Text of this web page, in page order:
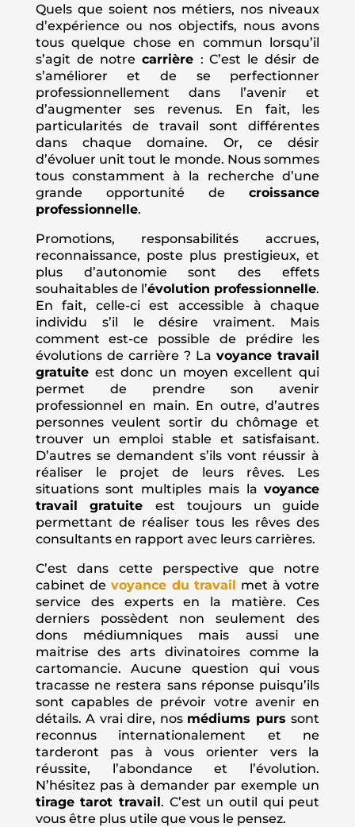
Quels que soient nos métiers, nos niveaux
d’expérience ou nos objectifs, nous avons
tous quelque chose en commun lorsqu’il
s’agit de notre carrière : C’est le désir de
s’améliorer et de se perfectionner
professionnellement dans l’avenir et
d’augmenter ses revenus. En fait, les
particularités de travail sont différentes
dans chaque domaine. Or, ce désir
d’évoluer unit tout le monde. Nous sommes
tous constamment à la recherche d’une
grande opportunité decroissance
professionnelle.
Promotions, responsabilités accrues,
reconnaissance, poste plus prestigieux, et
plus d’autonomie sont des effets
souhaitables de l’évolution professionnelle.
En fait, celle-ci est accessible à chaque
individu s’il le désire vraiment. Mais
comment est-ce possible de prédire les
évolutions de carrière ? Lavoyance travail
gratuiteest donc un moyen excellent qui
permet de prendre son avenir
professionnel en main. En outre, d’autres
personnes veulent sortir du chômage et
trouver un emploi stable et satisfaisant.
D’autres se demandent s’ils vont réussir à
réaliser le projet de leurs rêves. Les
situations sont multiples mais lavoyance
travail gratuiteest toujours un guide
permettant de réaliser tous les rêves des
consultants en rapport avec leurs carrières.
C’est dans cette perspective que notre
cabinet de voyance du travail met à votre
service des experts en la matière. Ces
derniers possèdent non seulement des
dons médiumniques mais aussi une
maitrise des arts divinatoires comme la
cartomancie. Aucune question qui vous
tracasse ne restera sans réponse puisqu’ils
sont capables de prévoir votre avenir en
détails. A vrai dire, nos médiums purssont
reconnus internationalement et ne
tarderont pas à vous orienter vers la
réussite, l’abondance et l’évolution.
N’hésitez pas à demander par exemple un
tirage tarot travail. C’est un outil qui peut
vous être plus utile que vous le pensez.